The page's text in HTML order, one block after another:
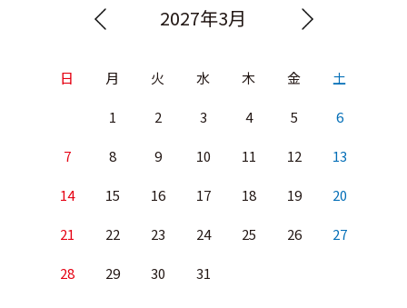
2027年3月
日 月 火 水 木 金 土
1 2 3 4 5 6
7 8 9 10 11 12 13
14 15 16 17 18 19 20
21 22 23 24 25 26 27
28 29 30 31